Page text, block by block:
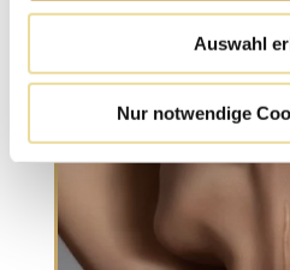
Auswahl
Nur notwendige
WEITERE